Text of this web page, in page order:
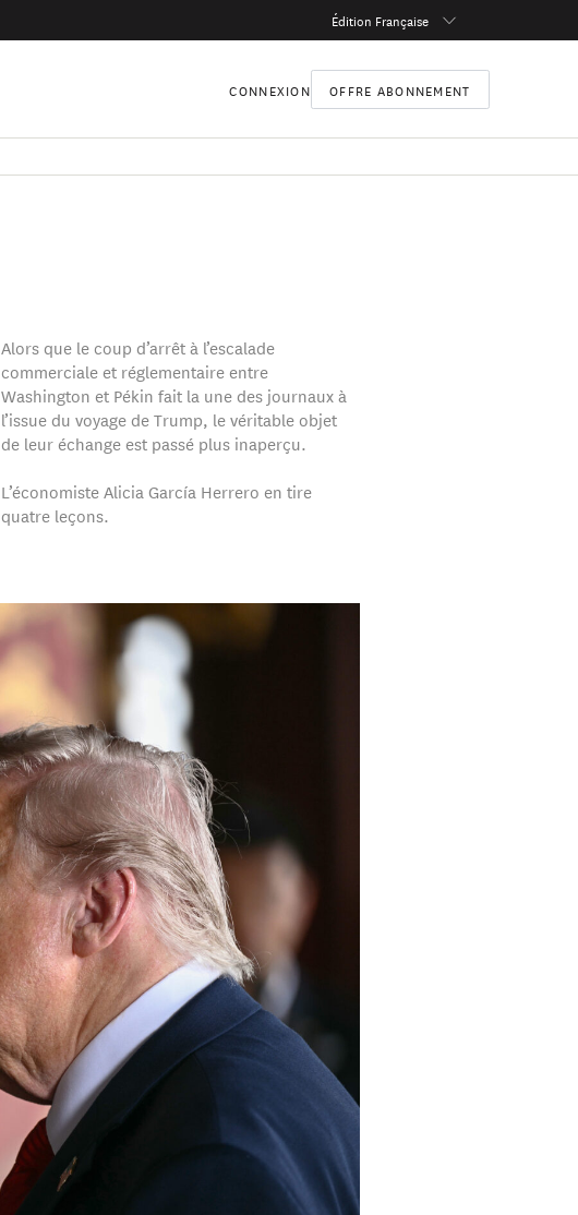
Édition Française
CONNEXION OFFRE ABONNEMENT
Alors que le coup d’arrêt à l’escalade
commerciale et réglementaire entre
Washington et Pékin fait la une des journaux à
l’issue du voyage de Trump, le véritable objet
de leur échange est passé plus inaperçu.
L’économiste Alicia García Herrero en tire
quatre leçons.